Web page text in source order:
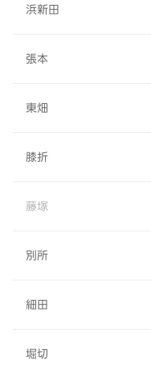
浜新田
張本
東畑
膝折
藤塚
別所
細田
堀切